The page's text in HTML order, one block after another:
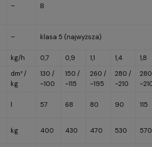
– B
– klasa 5 (najwyższa)
kg/h 0,7 0,9 1,1 1,4
1,8
dm³ /
kg
130 /
~100
150 /
~115
260 /
~195
280 /
~210
l 57 68 80 90 115
kg 400 430 470 530 570